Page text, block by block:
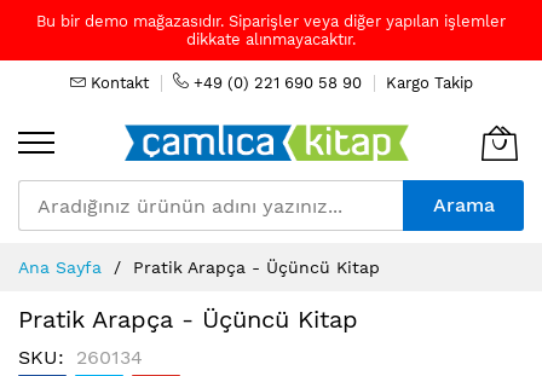
Bu bir demo mağazasıdır. Siparişler veya diğer yapılan işlemler
dikkate alınmayacaktır.
Kontakt +49 (0) 221 690 58 90 Kargo Takip
Arama
to
Content
Ana Sayfa Pratik Arapça - Üçüncü Kitap
Pratik Arapça - Üçüncü Kitap
SKU 260134